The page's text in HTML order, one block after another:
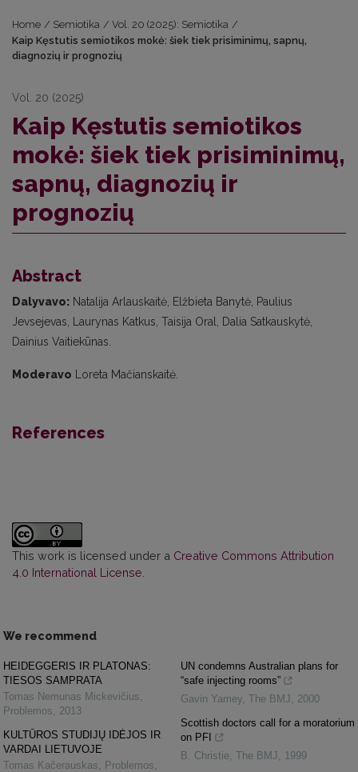
Home / Semiotika / Vol. 20 (2025): Semiotika /
Kaip Kęstutis semiotikos mokė: šiek tiek prisiminimų, sapnų,
diagnozių ir prognozių
Vol. 20 (2025)
Kaip Kęstutis semiotikos
mokė: šiek tiek prisiminimų,
sapnų, diagnozių ir
prognozių
Abstract
Dalyvavo: Natalija Arlauskaitė, Elžbieta Banytė, Paulius
Jevsejevas, Laurynas Katkus, Taisija Oral, Dalia Satkauskytė,
Dainius Vaitiekūnas.
Moderavo Loreta Mačianskaitė.
References
This work is licensed under a Creative Commons Attribution
4.0 International License
We recommend
HEIDEGGERIS IR PLATONAS:
TIESOS SAMPRATA
Tomas Nemunas Mickevičius,
Problemos, 2013
KULTŪROS STUDIJŲ IDĖJOS IR
VARDAI LIETUVOJE
Tomas Kačerauskas, Problemos,
UN condemns Australian plans for
“safe injecting rooms”
Gavin Yamey, The BMJ, 2000
Scottish doctors call for a moratorium
on PFI
B. Christie, The BMJ, 1999